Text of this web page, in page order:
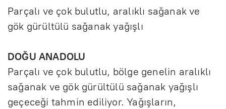
Parçalı ve çok bulutlu, aralıklı sağanak ve
gök gürültülü sağanak yağışlı
DOĞU ANADOLU
Parçalı ve çok bulutlu, bölge genelin aralıklı
sağanak ve gök gürültülü sağanak yağışlı
geçeceği tahmin ediliyor. Yağışların,